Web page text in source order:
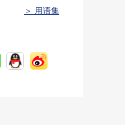
＞ 用语集